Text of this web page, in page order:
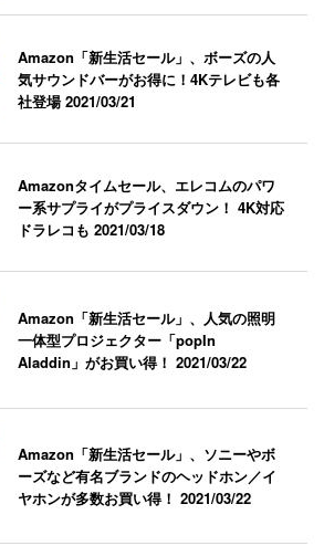
Amazon「新生活セール」、ボーズの人
気サウンドバーがお得に！4Kテレビも各
社登場2021/03/21
Amazonタイムセール、エレコムのパワ
ー系サプライがプライスダウン！ 4K対応
ドラレコも2021/03/18
Amazon「新生活セール」、人気の照明
一体型プロジェクター「popIn
Aladdin」がお買い得！2021/03/22
Amazon「新生活セール」、ソニーやボ
ーズなど有名ブランドのヘッドホン／イ
ヤホンが多数お買い得！2021/03/22